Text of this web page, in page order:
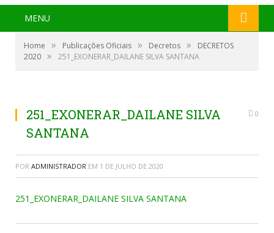
MENU
Home » Publicações Oficiais » Decretos »
DECRETOS
2020 » 251_EXONERAR_DAILANE SILVA SANTANA
251_EXONERAR_DAILANE SILVA
SANTANA
0
POR ADMINISTRADOR EM 1 DE JULHO DE 2020
251_EXONERAR_DAILANE SILVA SANTANA